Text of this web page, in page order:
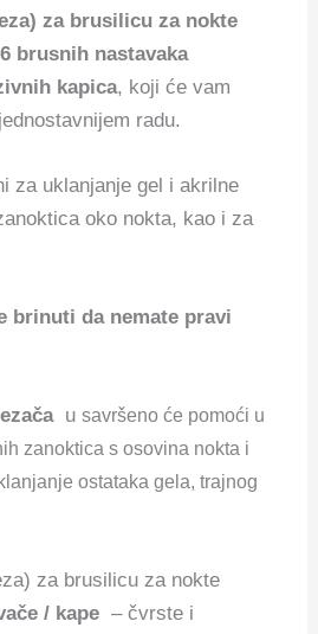
za brusilicu za nokte
brusnih nastavaka
kapica, koji će vam
radu.
za uklanjanje gel i akrilne
oko nokta, kao i za
brinuti da nemate pravi
usavršeno će pomoći u
zanoktica s osovina nokta i
ostataka gela, trajnog
za brusilicu za nokte
/ kape – čvrste i